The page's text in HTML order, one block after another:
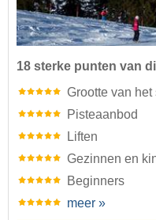
18 sterke punten van
Grootte van het
Pisteaanbod
Liften
Gezinnen en
Beginners
meer »